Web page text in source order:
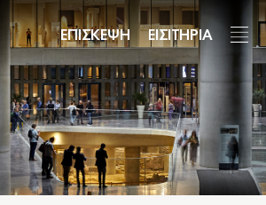
ΕΠΙΣΚΕΨΗ ΕΙΣΙΤΗΡΙΑ